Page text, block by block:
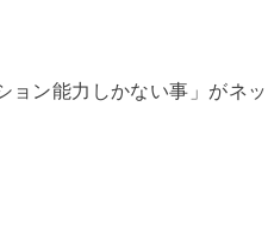
ョン能力しかない事」がネ